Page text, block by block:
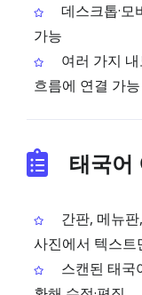
데스크톱·
가능
여러 가지
흐름에 연결 가능
태국어
간판, 메뉴
사진에서 텍스트
스캔된 태국